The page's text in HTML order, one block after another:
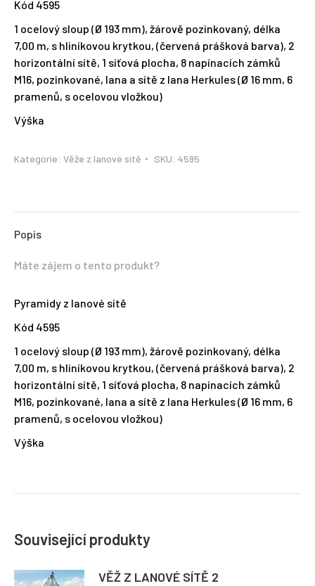
Kód 4595
1 ocelový sloup (Ø 193 mm), žárově pozinkovaný, délka
7,00 m, s hliníkovou krytkou, (červená prášková barva), 2
horizontální sítě, 1 síťová plocha, 8 napínacích zámků
M16, pozinkované, lana a sítě z lana Herkules (Ø 16 mm, 6
pramenů, s ocelovou vložkou)
Výška
Kategorie: Věže z lanové sítě SKU: 4595
Popis
Máte zájem o tento produkt?
Pyramidy z lanové sítě
Kód 4595
1 ocelový sloup (Ø 193 mm), žárově pozinkovaný, délka
7,00 m, s hliníkovou krytkou, (červená prášková barva), 2
horizontální sítě, 1 síťová plocha, 8 napínacích zámků
M16, pozinkované, lana a sítě z lana Herkules (Ø 16 mm, 6
pramenů, s ocelovou vložkou)
Výška
Související produkty
VĚŽ Z LANOVÉ SÍTĚ 2